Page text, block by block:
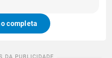
completa